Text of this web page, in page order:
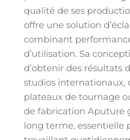
qualité de ses
offre une solution
combinant
d’utilisation. Sa
d’obtenir des résultats
studios internationaux,
plateaux de tournage
de fabrication Aputure
long terme, essentielle